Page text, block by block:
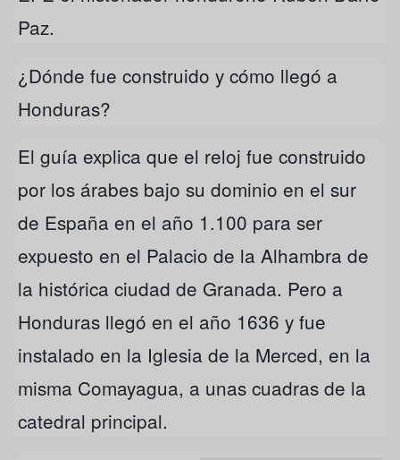
Paz.
¿Dónde fue construido y cómo llegó a
Honduras?
El guía explica que el reloj fue construido
por los árabes bajo su dominio en el sur
de España en el año 1.100 para ser
expuesto en el Palacio de la Alhambra de
la histórica ciudad de Granada. Pero a
Honduras llegó en el año 1636 y fue
instalado en la Iglesia de la Merced, en la
misma Comayagua, a unas cuadras de la
catedral principal.